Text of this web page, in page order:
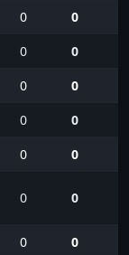
0
0
0
0
0
0
0
0
0
0
0 0
0
0